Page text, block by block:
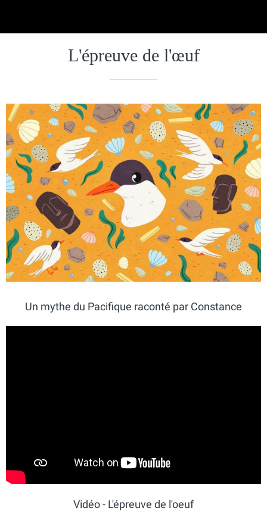
L'épreuve de l'œuf
Un mythe du Pacifique raconté par Constance
Vidéo - L'épreuve de l'oeuf